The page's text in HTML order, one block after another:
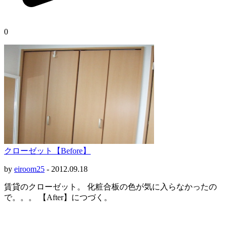
0
クローゼット【Before】
by eiroom25 - 2012.09.18
賃貸のクローゼット。 化粧合板の色が気に入らなかったの
で。。。 【After】につづく。